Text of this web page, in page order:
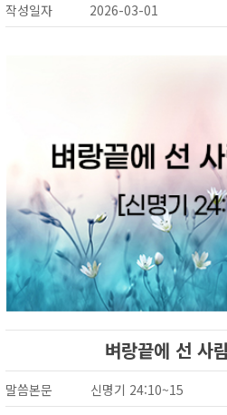
작성일자
2026-03-01
벼랑끝에 선 사
말씀본문
신명기 24:10~15